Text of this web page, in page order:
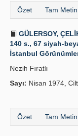
Özet Tam Metin
GÜLERSOY,
140 s., 67 siyah-
İstanbul
Nezih Fıratlı
Sayı: Nisan 1974,
Özet Tam Metin